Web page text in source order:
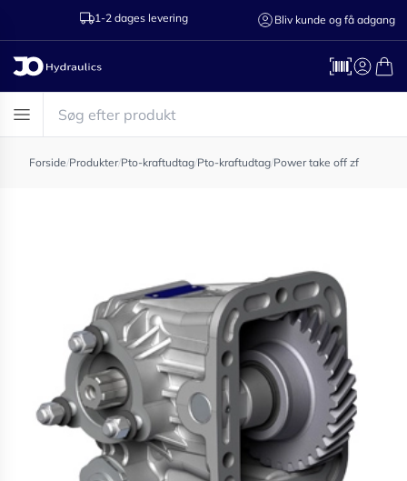
1-2 dages levering Ring til os
Bliv kunde og få adgang
Forside/Produkter/Pto-kraftudtag/Pto-kraftudtag/Power take off zf